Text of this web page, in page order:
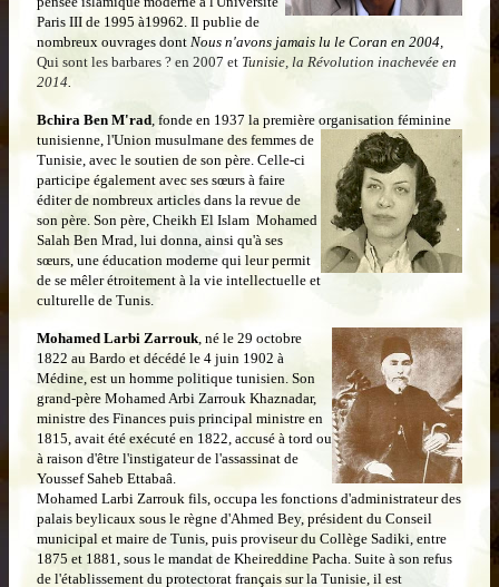
Paris III de 1995 à19962. Il publie de
nombreux ouvrages dont Nous n'avons jamais lu le Coran en 2004,
Qui sont les barbares ? en 2007 et Tunisie, la Révolution inachevée en
2014
Bchira Ben M'rad , fonde en 1937 la première organisation féminine
tunisienne, l'Union musulmane des femmes de
Tunisie, avec le soutien de son père. Celle-ci
participe également avec ses sœurs à faire
éditer de nombreux articles dans la revue de
son père. Son père, Cheikh El Islam Mohamed
Salah Ben Mrad, lui donna, ainsi qu'à ses
sœurs, une éducation moderne qui leur permit
de se mêler étroitement à la vie intellectuelle et
culturelle de Tunis.
Mohamed Larbi Zarrouk , né le 29 octobre
1822 au Bardo et décédé le 4 juin 1902 à
Médine, est un homme politique tunisien. Son
grand-père Mohamed Arbi Zarrouk Khaznadar,
ministre des Finances puis principal ministre en
1815, avait été exécuté en 1822, accusé à tord ou
à raison d'être l'instigateur de l'assassinat de
Youssef Saheb Ettabaâ.
Mohamed Larbi Zarrouk fils, occupa les fonctions d'administrateur des
palais beylicaux sous le règne d'Ahmed Bey, président du Conseil
municipal et maire de Tunis, puis proviseur du Collège Sadiki, entre
1875 et 1881, sous le mandat de Kheireddine Pacha. Suite à son refus
de l'établissement du protectorat français sur la Tunisie, il est